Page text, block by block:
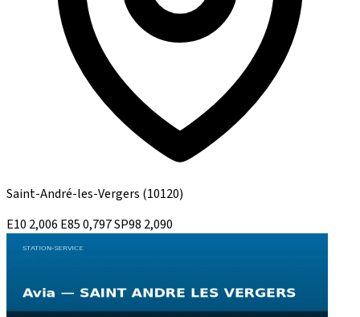
Saint-André-les-Vergers (10120)
E10 2,006 E850,797SP98 2,090